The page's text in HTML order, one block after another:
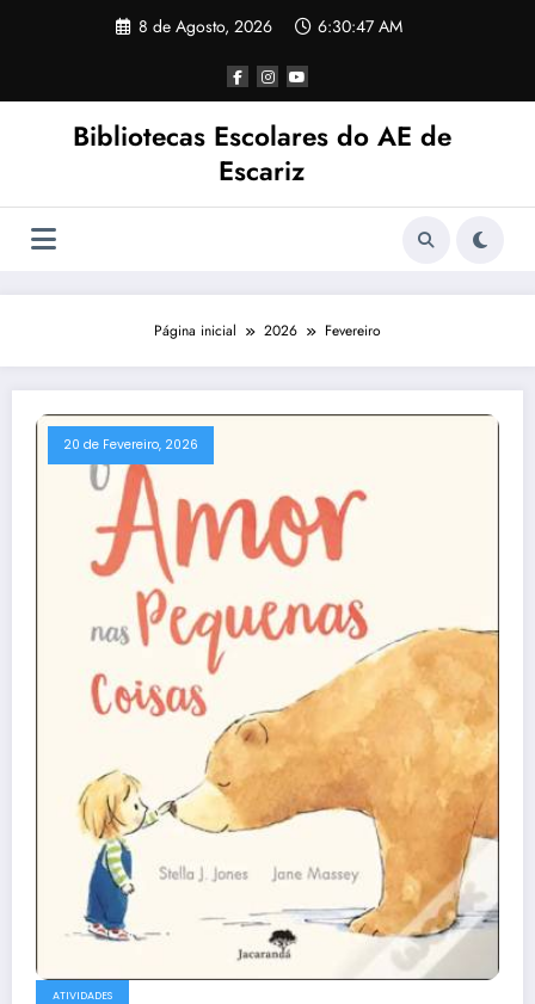
8 de Agosto, 2026 6:30:48 AM
Bibliotecas Escolares do AE de
Escariz
Página inicial 2026 Fevereiro
20 de Fevereiro, 2026
ATIVIDADES